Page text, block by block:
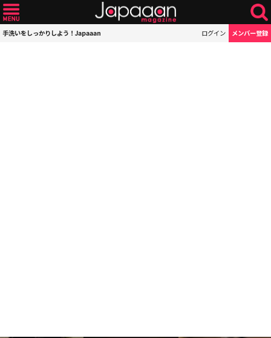
手洗いをしっかりしよう！Japaaan ログイン メンバー登録